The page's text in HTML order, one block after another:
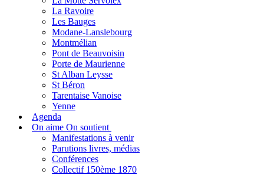
La Ravoire
Les Bauges
Modane-Lanslebourg
Montmélian
Pont de Beauvoisin
Porte de Maurienne
St Alban Leysse
St Béron
Tarentaise Vanoise
Yenne
Agenda
On aime On soutient
Manifestations à venir
Parutions livres, médias
Conférences
Collectif 150ème 1870